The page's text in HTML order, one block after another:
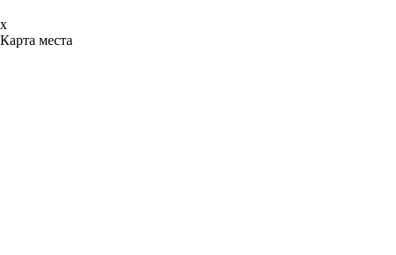
x
Карта места